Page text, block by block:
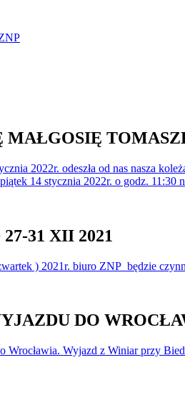
2022r. odeszła od nas nasza
14 stycznia 2022r. o godz. 11:30
31 XII 2021
) 2021r. biuro ZNP będzie
DO
Wrocławia. Wyjazd z Winiar przy